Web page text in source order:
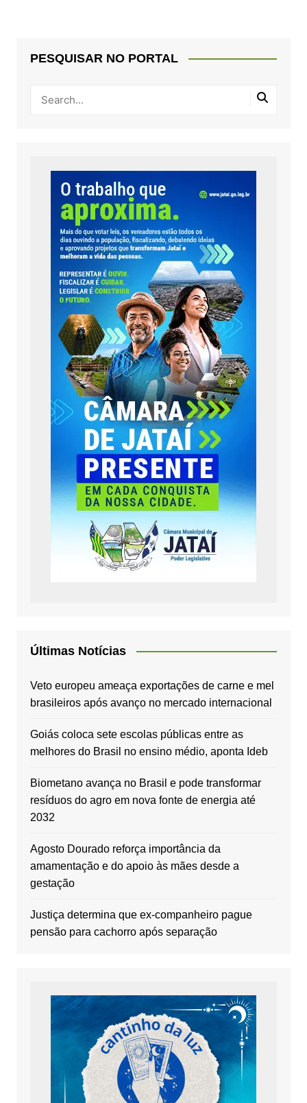
PESQUISAR NO PORTAL
Últimas Notícias
Veto europeu ameaça exportações de carne e mel
brasileiros após avanço no mercado internacional
Goiás coloca sete escolas públicas entre as
melhores do Brasil no ensino médio, aponta Ideb
Biometano avança no Brasil e pode transformar
resíduos do agro em nova fonte de energia até
2032
Agosto Dourado reforça importância da
amamentação e do apoio às mães desde a
gestação
Justiça determina que ex-companheiro pague
pensão para cachorro após separação